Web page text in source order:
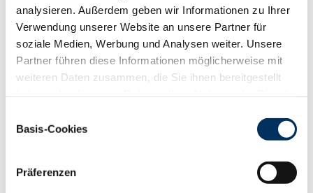
analysieren. Außerdem geben wir Informationen zu Ihrer
Verwendung unserer Website an unsere Partner für
soziale Medien, Werbung und Analysen weiter. Unsere
Partner führen diese Informationen möglicherweise mit
weiteren Daten zusammen, die Sie ihnen bereitgestellt
Cookies, wenn Sie unsere Webseite weiterhin nutzen.
Basis-Cookies
Präferenzen
Gesundheit
88 100 112 124
RZGesund
Euterfit
RZRepro
111
109
100
Produktion